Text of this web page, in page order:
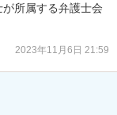
所属する弁護士会
2023年11月6日 21:59